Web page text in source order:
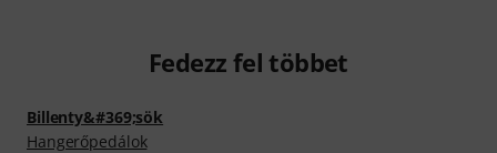
Fedezz fel többet
Billenty&#369;sök
Hangerőpedálok